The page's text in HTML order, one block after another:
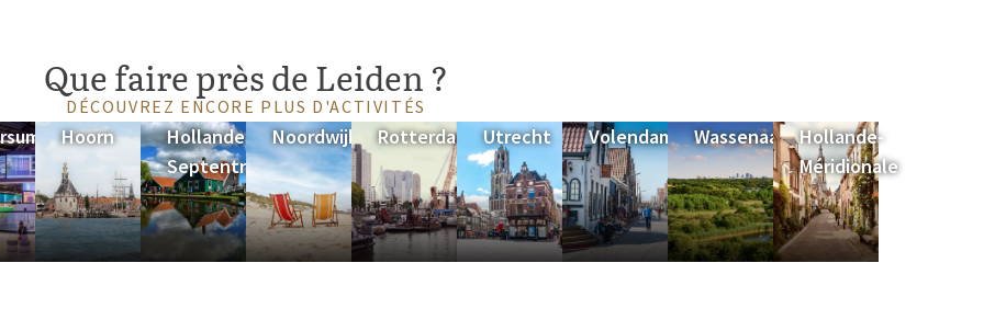
Que faire près de Leiden ?
DÉCOUVREZ ENCORE PLUS D'ACTIVITÉS
Hoorn
Hollande-
Septentrionale
Noordwijk Rotterdam Utrecht Volendam Wassenaar Hollande-
Méridionale